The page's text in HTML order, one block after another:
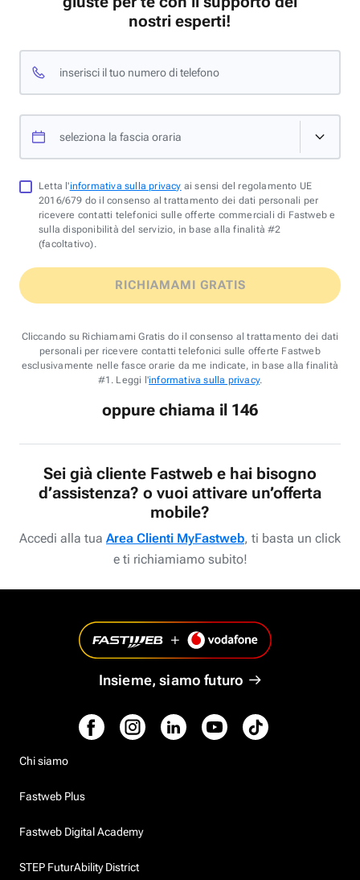
nostri esperti!
inserisci il tuo numero di telefono
seleziona la fascia oraria
Letta l'informativa sulla privacy ai sensi del regolamento UE
2016/679 do il consenso al trattamento dei dati personali per
ricevere contatti telefonici sulle offerte commerciali di Fastweb e
sulla disponibilità del servizio, in base alla finalità #2
(facoltativo).
RICHIAMAMI GRATIS
Cliccando su Richiamami Gratis do il consenso al trattamento dei dati
personali per ricevere contatti telefonici sulle offerte Fastweb
esclusivamente nelle fasce orarie da me indicate, in base alla finalità
#1. Leggi l'informativa sulla privacy.
oppure chiama il 146
Sei già cliente Fastweb e hai bisogno
d’assistenza? o vuoi attivare un’offerta
mobile?
Accedi alla tua Area Clienti MyFastweb, ti basta un click
e ti richiamiamo subito!
Insieme, siamo futuro
Chi siamo
Fastweb Plus
Fastweb Digital Academy
STEP FuturAbility District